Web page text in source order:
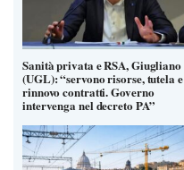
Sanità privata e RSA, Giugliano
(UGL): “servono risorse, tutela e
rinnovo contratti. Governo
intervenga nel decreto PA”